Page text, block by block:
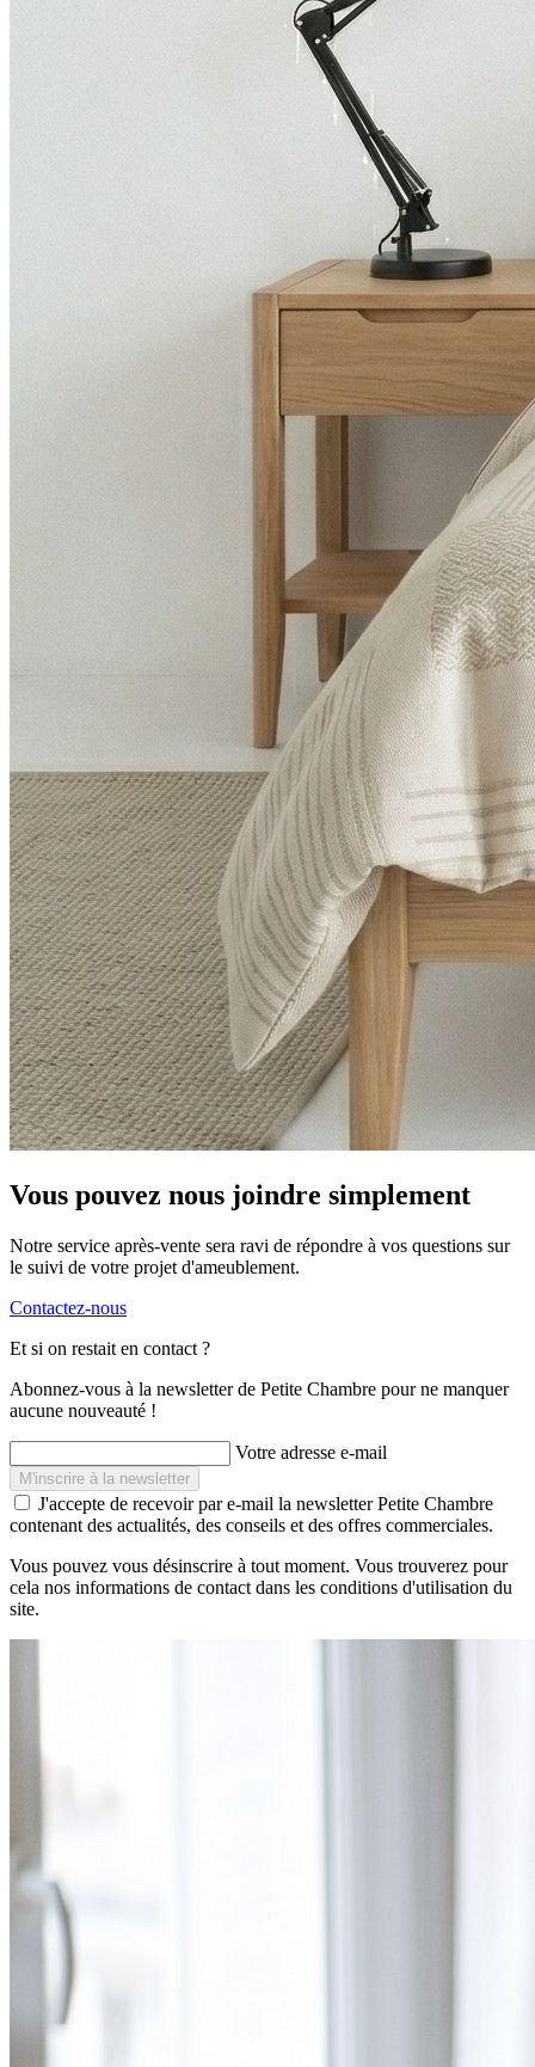
Vous pouvez nous joindre simplement
Notre service après-vente sera ravi de répondre à vos questions sur
le suivi de votre projet d'ameublement.
Contactez-nous
Et si on restait en contact ?
Abonnez-vous à la newsletter de Petite Chambre pour ne manquer
aucune nouveauté !
Votre adresse e-mail
J'accepte de recevoir par e-mail la newsletter Petite Chambre
contenant des actualités, des conseils et des offres commerciales.
Vous pouvez vous désinscrire à tout moment. Vous trouverez pour
cela nos informations de contact dans les conditions d'utilisation du
site.